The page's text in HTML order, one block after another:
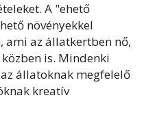
A "ehető
növényekkel
ami az állatkertben nő,
is. Mindenki
állatoknak megfelelő
kreatív